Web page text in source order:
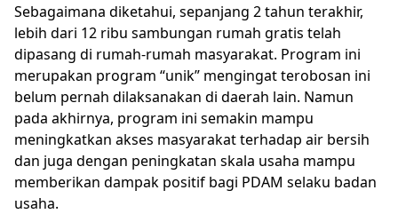
Sebagaimana diketahui, sepanjang 2 tahun terakhir,
lebih dari 12 ribu sambungan rumah gratis telah
dipasang di rumah-rumah masyarakat. Program ini
merupakan program “unik” mengingat terobosan ini
belum pernah dilaksanakan di daerah lain. Namun
pada akhirnya, program ini semakin mampu
meningkatkan akses masyarakat terhadap air bersih
dan juga dengan peningkatan skala usaha mampu
memberikan dampak positif bagi PDAM selaku badan
usaha.